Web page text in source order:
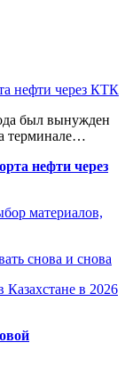
нефти через КТК
был вынужден
терминале…
нефти через
материалов,
снова и снова
в 2026